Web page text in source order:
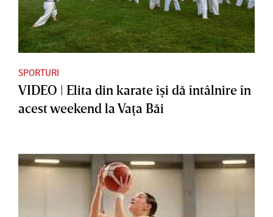
SPORTURI
VIDEO | Elita din karate îşi dă întâlnire în
acest weekend la Vaţa Băi